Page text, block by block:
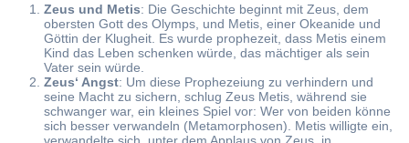
Zeus und Metis: Die Geschichte beginnt mit Zeus, dem
obersten Gott des Olymps, und Metis, einer Okeanide und
Göttin der Klugheit. Es wurde prophezeit, dass Metis einem
Kind das Leben schenken würde, das mächtiger als sein
Vater sein würde.
Zeus‘ Angst: Um diese Prophezeiung zu verhindern und
seine Macht zu sichern, schlug Zeus Metis, während sie
schwanger war, ein kleines Spiel vor: Wer von beiden könne
sich besser verwandeln (Metamorphosen). Metis willigte ein,
verwandelte sich, unter dem Applaus von Zeus, in